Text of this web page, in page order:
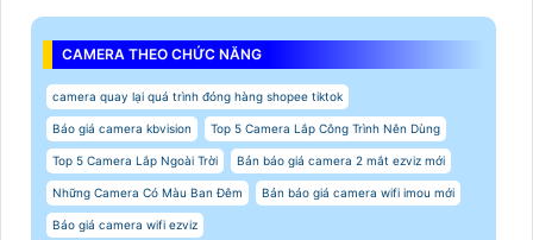
CAMERA THEO CHỨC NĂNG
camera quay lại quá trình đóng hàng shopee tiktok
Báo giá camera kbvision Top 5 Camera Lắp Công Trình Nên Dùng
Top 5 Camera Lắp Ngoài Trời Bản báo giá camera 2 mắt ezviz mới
Những Camera Có Màu Ban Đêm Bản báo giá camera wifi imou mới
Báo giá camera wifi ezviz